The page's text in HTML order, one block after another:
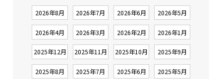
2026年8月 2026年7月 2026年6月 2026年5月
2026年4月 2026年3月 2026年2月 2026年1月
2025年12月 2025年11月 2025年10月 2025年9月
2025年8月 2025年7月 2025年6月 2025年5月